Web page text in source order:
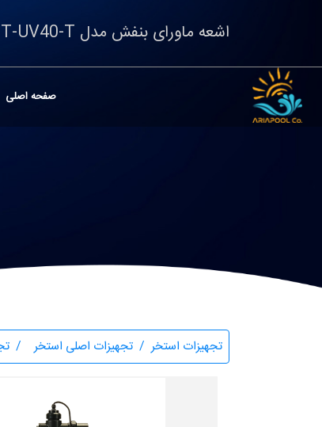
اشعه ماورای بنفش مدل NT-UV40-T
صفحه اصلی
تجهیزات استخر تجهیزات اصلی استخر